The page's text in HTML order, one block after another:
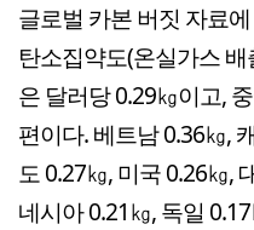
글로벌 카본 버짓 자료
탄소집약도(온실가스
은 달러당 0.29㎏이고,
편이다. 베트남 0.36㎏,
도 0.27㎏, 미국 0.26㎏,
네시아 0.21㎏, 독일